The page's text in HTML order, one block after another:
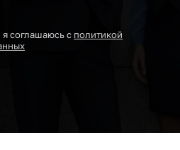
соглашаюсь с политикой